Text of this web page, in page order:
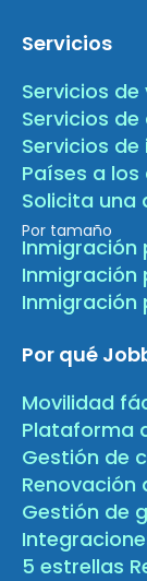
Servicios
Servicios
Servicios
Servicios
Países a
Solicita una
Por tamaño
Inmigración
Inmigración
Inmigración
Por qué
Movilidad
Plataforma
Gestión de
Renovación
Gestión de
5 estrellas